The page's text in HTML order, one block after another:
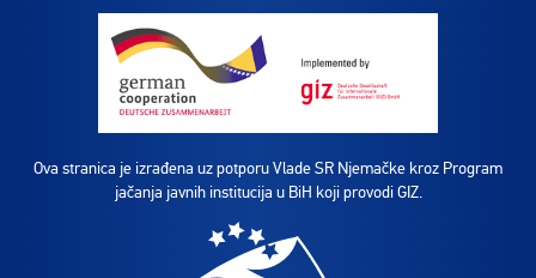
Ova stranica je izrađena uz potporu Vlade SR Njemačke kroz Program
jačanja javnih institucija u BiH koji provodi GIZ.